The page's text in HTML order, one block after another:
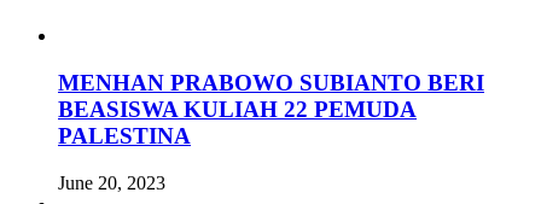
MENHAN PRABOWO SUBIANTO BERI
BEASISWA KULIAH 22 PEMUDA
PALESTINA
June 20, 2023